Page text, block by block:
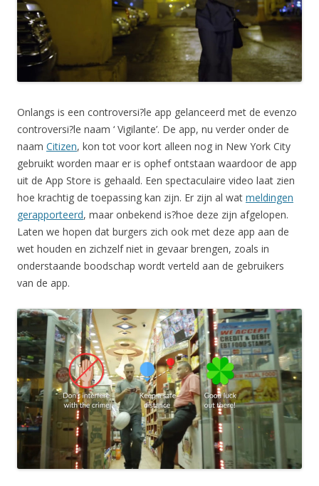
Onlangs is een controversi?le app gelanceerd met de evenzo
controversi?le naam ‘ Vigilante’. De app, nu verder onder de
naam Citizen, kon tot voor kort alleen nog in New York City
gebruikt worden maar er is ophef ontstaan waardoor de app
uit de App Store is gehaald. Een spectaculaire video laat zien
hoe krachtig de toepassing kan zijn. Er zijn al wat meldingen
gerapporteerd, maar onbekend is?hoe deze zijn afgelopen.
Laten we hopen dat burgers zich ook met deze app aan de
wet houden en zichzelf niet in gevaar brengen, zoals in
onderstaande boodschap wordt verteld aan de gebruikers
van de app.